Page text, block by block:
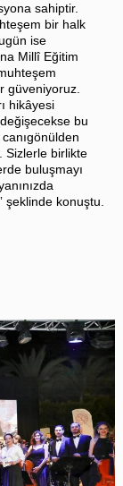
sahiptir.
bir halk
ise
Millî Eğitim
güveniyoruz.
hikâyesi
bu
Sizlerle birlikte
buluşmayı
şeklinde konuştu.